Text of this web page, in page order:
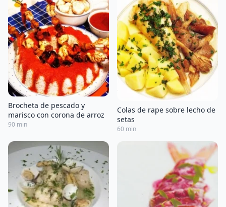
Brocheta de pescado y
marisco con corona de arroz
90 min
Colas de rape sobre lecho de
setas
60 min